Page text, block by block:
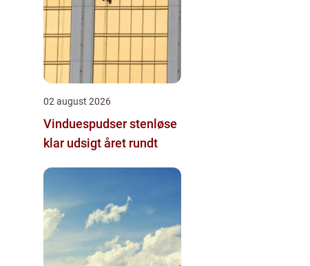
02 august 2026
Vinduespudser stenløse
klar udsigt året rundt